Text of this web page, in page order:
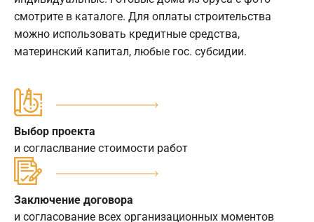
смотрите в каталоге. Для оплаты строительства
можно использовать кредитные средства,
материнский капитал, любые гос. субсидии.
Выбор проекта
и согласлвание стоимости работ
Заключение договора
и согласование всех организационных моментов